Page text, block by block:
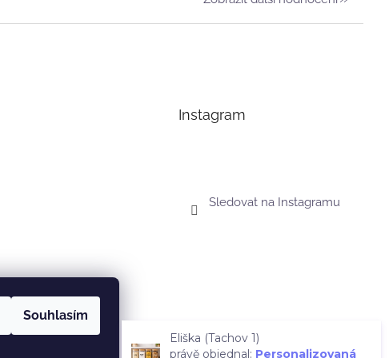
Souhlasím
Instagram
Sledovat na Instagramu
Eliška (Tachov 1)
právě objednal: Personalizovaná